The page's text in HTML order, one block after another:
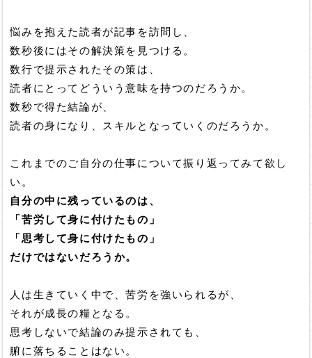
悩みを抱えた読者が記事を訪問し、
数秒後にはその解決策を見つける。
数行で提示されたその策は、
読者にとってどういう意味を持つのだろうか。
数秒で得た結論が、
読者の身になり、スキルとなっていくのだろうか。
これまでのご自分の仕事について振り返ってみて欲し
い。
自分の中に残っているのは、
「苦労して身に付けたもの」
「思考して身に付けたもの」
だけではないだろうか。
人は生きていく中で、苦労を強いられるが、
それが成長の糧となる。
思考しないで結論のみ提示されても、
腑に落ちることはない。